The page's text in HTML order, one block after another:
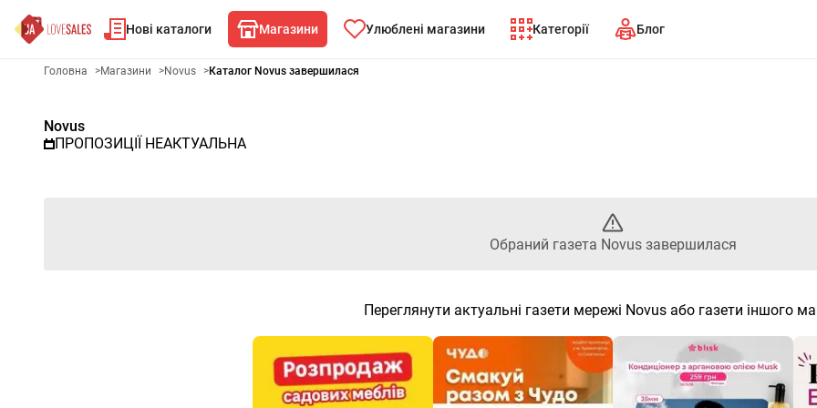
Нові каталоги Магазини Улюблені магазини Категорії Блог
Рекламна газета Novus - Обраний газета Novus
Головна >Магазини >Novus >Каталог Novus завершилася
Novus
ПРОПОЗИЦІЇ НЕАКТУАЛЬНА
Обраний газета Novus завершилася
Переглянути актуальні газети мережі Novus або газети іншого